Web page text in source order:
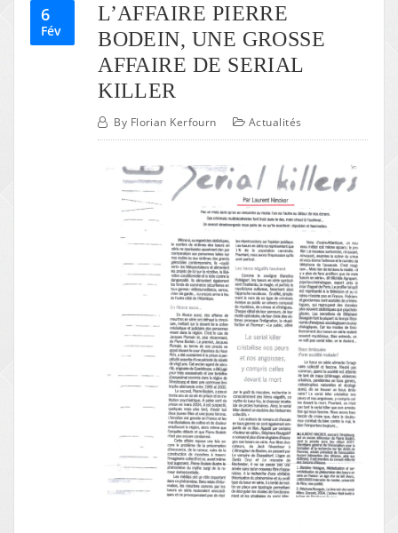
6
Fév
L’AFFAIRE PIERRE
BODEIN, UNE GROSSE
AFFAIRE DE SERIAL
KILLER
By Florian Kerfourn Actualités